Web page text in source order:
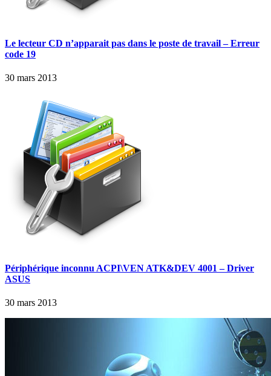
Le lecteur CD n’apparait pas dans le poste de travail – Erreur
code 19
30 mars 2013
Périphérique inconnu ACPI\VEN ATK&DEV 4001 – Driver
ASUS
30 mars 2013